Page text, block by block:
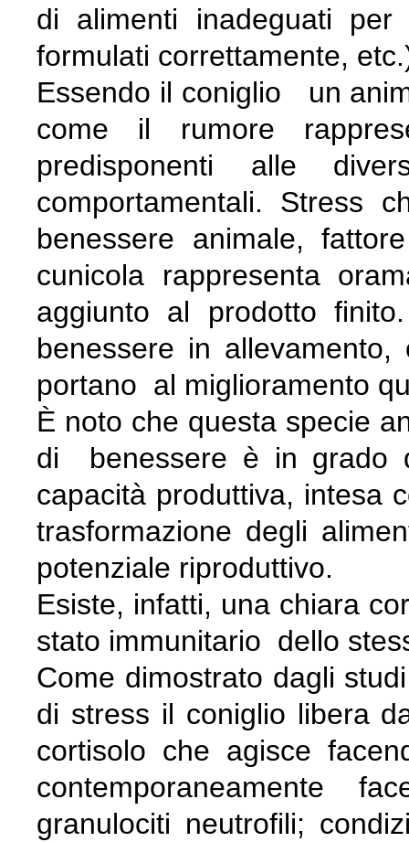
di alimenti inadeguati
formulati correttamente,
Essendo il coniglio un
come il rumore
predisponenti alle
comportamentali. Stress
benessere animale,
cunicola rappresenta
aggiunto al prodotto
benessere in
portano al miglioramento
È noto che questa specie
di benessere è in grado
capacità produttiva, intesa
trasformazione degli
potenziale riproduttivo.
Esiste, infatti, una chiara
stato immunitario dello
Come dimostrato dagli
di stress il coniglio libera
cortisolo che agisce
contemporaneamente
granulociti neutrofili;